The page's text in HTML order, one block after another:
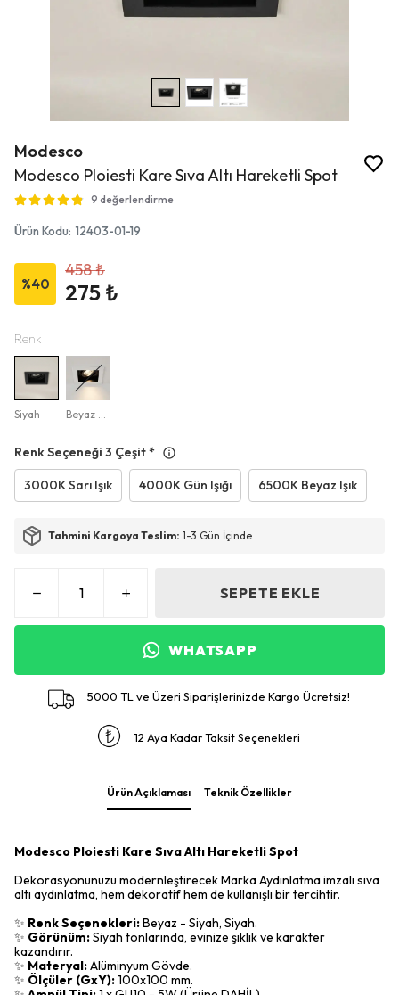
Modesco
Modesco Ploiesti Kare Sıva Altı Hareketli Spot
9 değerlendirme
Ürün Kodu: 12403-01-19
%40
458 ₺
275 ₺
Renk
Siyah Beyaz - Siyah
Renk Seçeneği 3 Çeşit*
3000K Sarı Işık 4000K Gün Işığı 6500K Beyaz Işık
Tahmini Kargoya Teslim: 1-3 Gün İçinde
SEPETE EKLE
WHATSAPP
5000 TL ve Üzeri Siparişlerinizde Kargo Ücretsiz!
12 Aya Kadar Taksit Seçenekleri
Ürün Açıklaması Teknik Özellikler
Modesco Ploiesti Kare Sıva Altı Hareketli Spot
Dekorasyonunuzu modernleştirecek Marka Aydınlatma imzalı sıva
altı aydınlatma, hem dekoratif hem de kullanışlı bir tercihtir.
✨ Renk Seçenekleri:Beyaz - Siyah, Siyah.
✨ Görünüm:Siyah tonlarında, evinize şıklık ve karakter
kazandırır.
✨ Materyal:Alüminyum Gövde.
✨ Ölçüler (GxY):100x100 mm.